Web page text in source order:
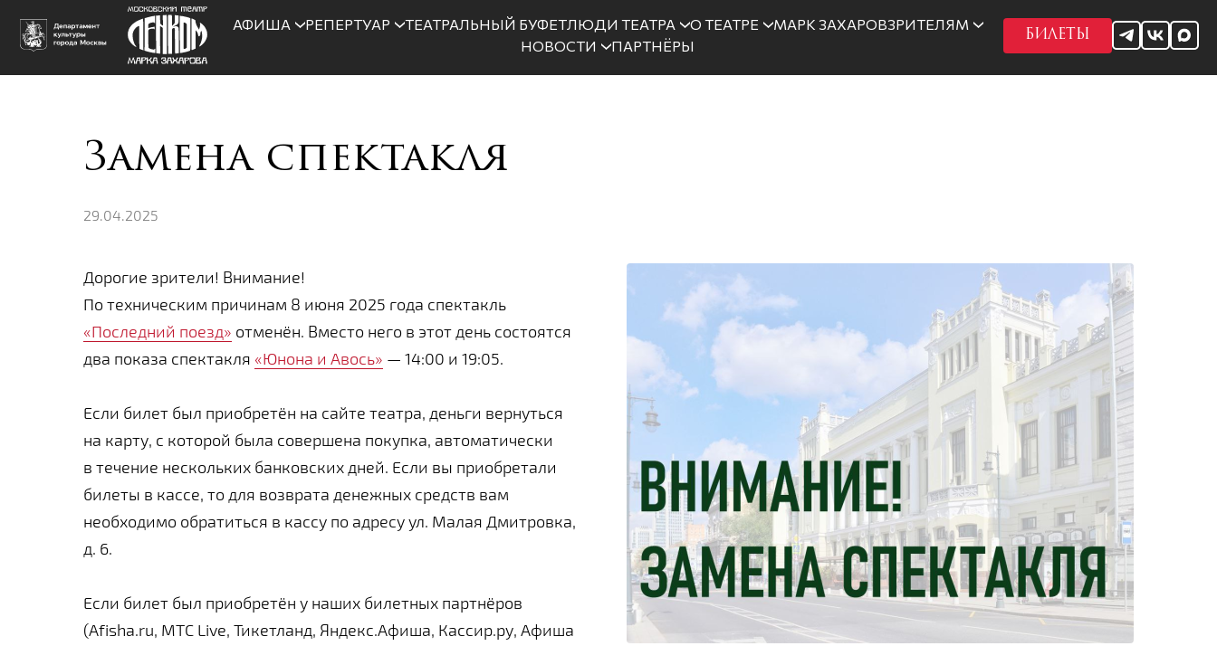
АФИША РЕПЕРТУАР ТЕАТРАЛЬНЫЙ БУФЕТЛЮДИ ТЕАТРА О ТЕАТРЕ МАРК ЗАХАРОВЗРИТЕЛЯМ
НОВОСТИ
ПАРТНЁРЫ
БИЛЕТЫ
Замена спектакля
29.04.2025
Дорогие зрители! Внимание!
По техническим причинам 8 июня 2025 года спектакль
«Последний поезд» отменён. Вместо него в этот день состоятся
два показа спектакля «Юнона и Авось» — 14:00 и 19:05.
Если билет был приобретён на сайте театра, деньги вернуться
на карту, с которой была совершена покупка, автоматически
в течение нескольких банковских дней. Если вы приобретали
билеты в кассе, то для возврата денежных средств вам
необходимо обратиться в кассу по адресу ул. Малая Дмитровка,
д. 6.
Если билет был приобретён у наших билетных партнёров
(Afisha.ru, МТС Live, Тикетланд, Яндекс.Афиша, Кассир.ру, Афиша